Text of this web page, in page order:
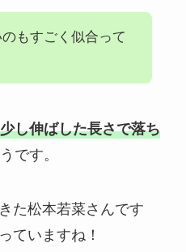
もすごく似合って
し伸ばした長さで落ち
です。
た松本若菜さんです
ていますね！